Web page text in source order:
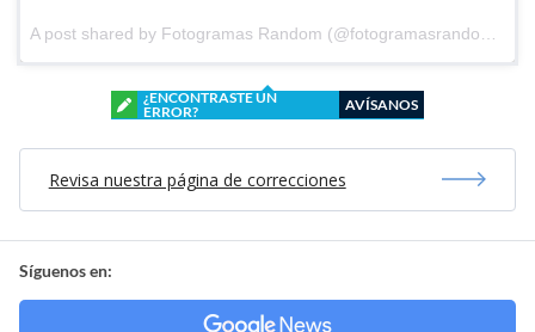
¿ENCONTRASTE UN
ERROR?
AVÍSANOS
Revisa nuestra página de correcciones
Síguenos en: